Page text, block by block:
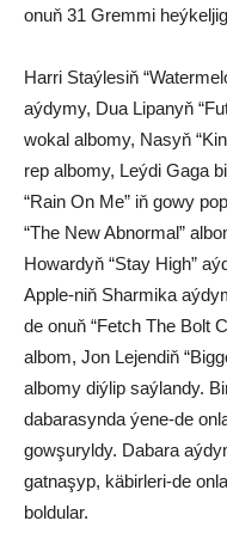
onuň 31 Gremmi
Harri Staýlesiň
aýdymy, Dua Lipanyň
wokal albomy, Nasyň
rep albomy, Leýdi Gaga
“Rain On Me” iň gowy
“The New Abnormal”
Howardyň “Stay High”
Apple-niň Sharmika
de onuň “Fetch The Bolt
albom, Jon Lejendiň
albomy diýlip saýlandy.
dabarasynda ýene-de
gowşuryldy. Dabara
gatnaşyp, käbirleri-de
boldular.